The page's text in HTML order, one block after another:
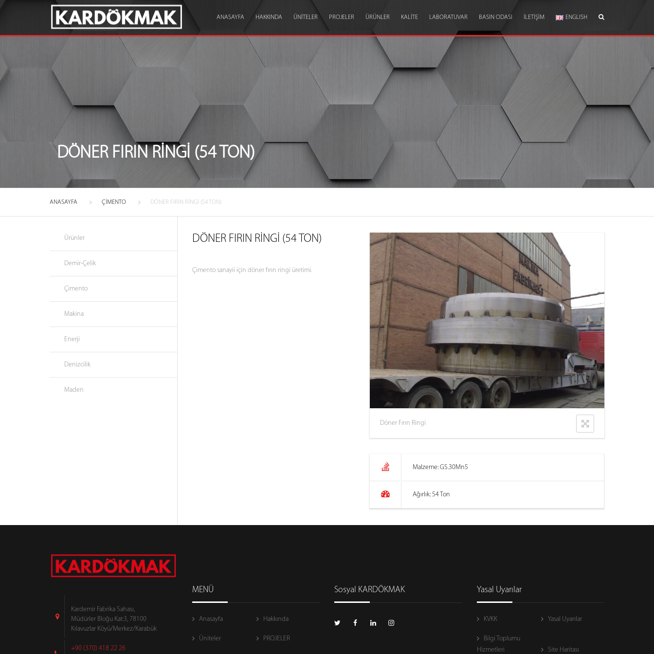
ANASAYFA HAKKINDA
ŞIRKET PROFILI
TARIHÇE
ÜNITELER
DÖKÜMHANE
PROJELER ÜRÜNLER
ÇIMENTO
DEMIR-ÇELIK
MADEN
DENIZCILIK
KALITE
SERTIFIKALAR
LABORATUVAR
KALITE POLITIKASI
ŞIKAYET BILDIRIMI
DENEY LISTESI
BASIN ODASI
DUYURULAR
İLETIŞIM ENGLISH
DÖNER FIRIN RINGI (54 TON)
ANASAYFA ÇIMENTO DÖNER FIRIN RINGI (54 TON)
Ürünler
Demir-Çelik
Çimento
Makina
Enerji
Denizcilik
Maden
DÖNER FIRIN RINGI (54 TON)
Çimento sanayii için döner fırın ringi üretimi.
Döner Fırın Ringi
Malzeme: GS.30Mn5
Ağırlık: 54 Ton
Kardemir Fabrika Sahası,
Müdürler Bloğu Kat:3, 78100
Kılavuzlar Köyü/Merkez/Karabük
+90 (370) 418 22 26
MENÜ
Anasayfa Hakkında
Üniteler PROJELER
Sosyal KARDÖKMAK Yasal Uyarılar
KVKK Yasal Uyarılar
Bilgi Toplumu
Hizmetleri
Site Haritası